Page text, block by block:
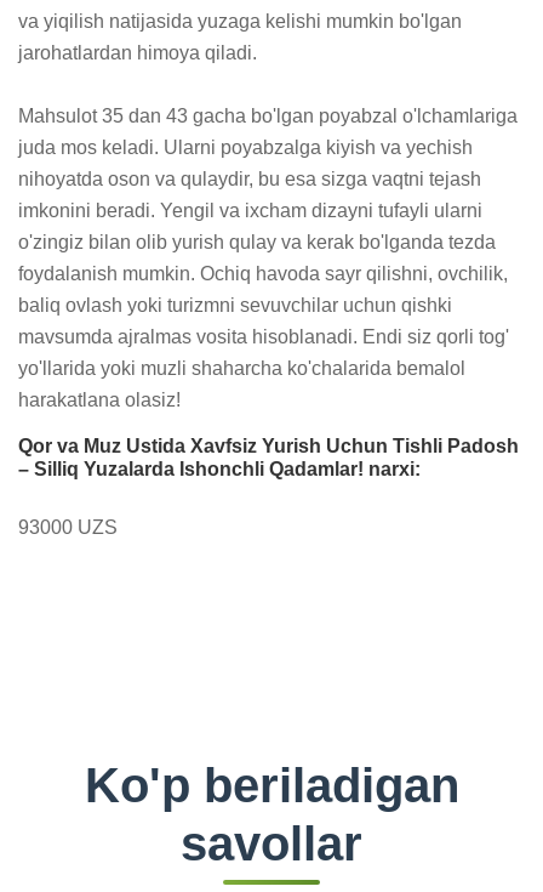
va yiqilish natijasida yuzaga kelishi mumkin bo'lgan
jarohatlardan himoya qiladi.
Mahsulot 35 dan 43 gacha bo'lgan poyabzal o'lchamlariga
juda mos keladi. Ularni poyabzalga kiyish va yechish
nihoyatda oson va qulaydir, bu esa sizga vaqtni tejash
imkonini beradi. Yengil va ixcham dizayni tufayli ularni
o'zingiz bilan olib yurish qulay va kerak bo'lganda tezda
foydalanish mumkin. Ochiq havoda sayr qilishni, ovchilik,
baliq ovlash yoki turizmni sevuvchilar uchun qishki
mavsumda ajralmas vosita hisoblanadi. Endi siz qorli tog'
yo'llarida yoki muzli shaharcha ko'chalarida bemalol
harakatlana olasiz!
Qor va Muz Ustida Xavfsiz Yurish Uchun Tishli Padosh
– Silliq Yuzalarda Ishonchli Qadamlar! narxi:
93000 UZS
Ko'p beriladigan
savollar